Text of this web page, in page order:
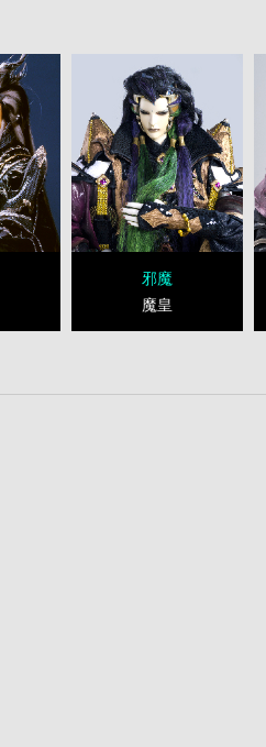
第29集 生死線
第32集 白衣沽酒綺羅生
罪牆萬里哭‧韋馱一朝悔
邪魔
魔皇